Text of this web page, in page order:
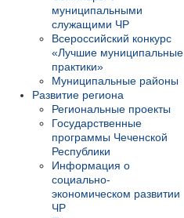
муниципальными
служащими ЧР
Всероссийский конкурс
«Лучшие муниципальные
практики»
Муниципальные районы
Развитие региона
Региональные проекты
Государственные
программы Чеченской
Республики
Информация о
социально-
экономическом развитии
ЧР